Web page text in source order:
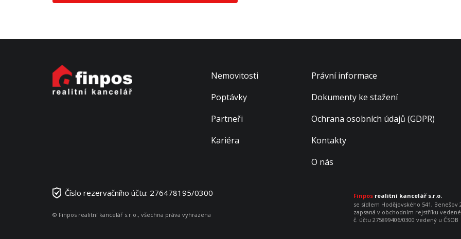
Nemovitosti
Poptávky
Partneři
Kariéra
Právní informace
Dokumenty ke stažení
Ochrana osobních údajů (GDPR)
Kontakty
O nás
Číslo rezervačního účtu: 276478195/0300
© Finpos realitní kancelář s.r.o., všechna práva vyhrazena
Finpos realitní kancelář s.r.o.
se sídlem Hodějovského 541, Benešov
zapsaná v obchodním rejstříku
č. účtu 275899406/0300 vedený u ČSOB